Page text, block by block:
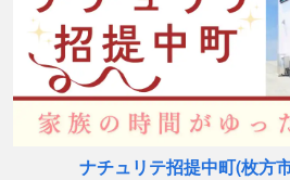
ナチュリテ招提中町(枚方